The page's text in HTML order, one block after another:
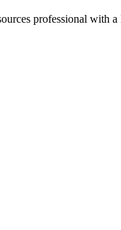
professional with a